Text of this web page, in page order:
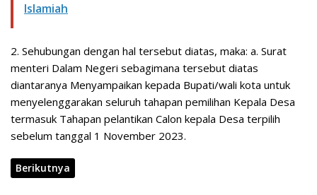
Islamiah
2. Sehubungan dengan hal tersebut diatas, maka: a. Surat
menteri Dalam Negeri sebagimana tersebut diatas
diantaranya Menyampaikan kepada Bupati/wali kota untuk
menyelenggarakan seluruh tahapan pemilihan Kepala Desa
termasuk Tahapan pelantikan Calon kepala Desa terpilih
sebelum tanggal 1 November 2023.
Berikutnya